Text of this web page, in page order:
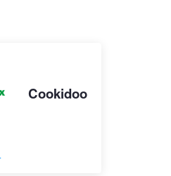
Cookidoo